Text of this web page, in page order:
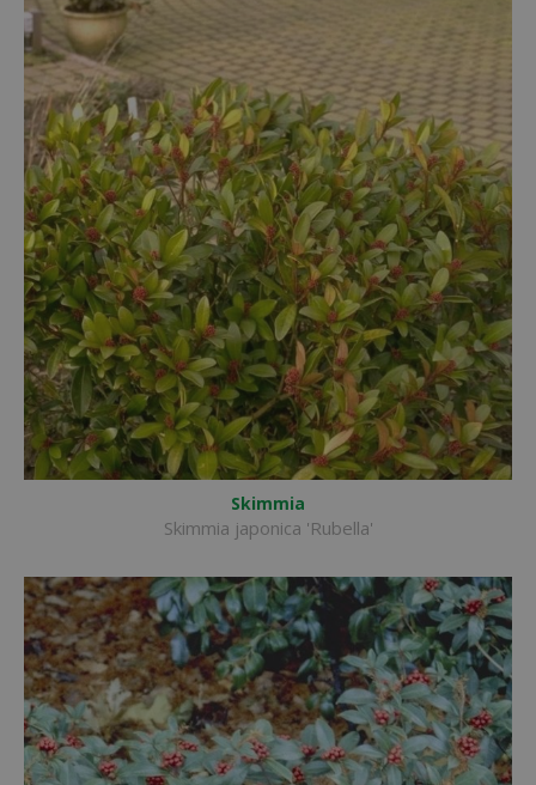
Skimmia
Skimmia japonica 'Rubella'